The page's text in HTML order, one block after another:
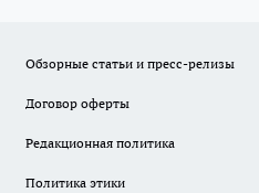
Обзорные статьи и пресс-релизы
Договор оферты
Редакционная политика
Политика этики